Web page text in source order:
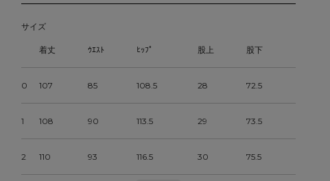
サイズ
着丈 ｳｴｽﾄ ﾋｯﾌﾟ 股上 股下
0 107 85 108.5 28 72.5
1 108 90 113.5 29 73.5
2 110 93 116.5 30 75.5